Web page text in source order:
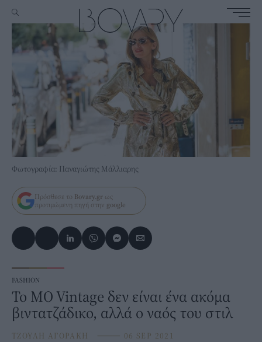
Φωτογραφία: Παναγιώτης Μάλλιαρης
Πρόσθεσε το Bovary.gr ως
προτιμώμενη πηγή στην google
FASHION
Το MO Vintage δεν είναι ένα ακόμα
βιντατζάδικο, αλλά ο ναός του στιλ
ΤΖΟΥΛΗ ΑΓΟΡΑΚΗ ⸻ 06 SEP 2021